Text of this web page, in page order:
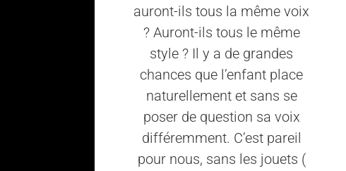
auront-ils tous la même voix
? Auront-ils tous le même
style ? Il y a de grandes
chances que l’enfant place
naturellement et sans se
poser de question sa voix
différemment. C’est pareil
pour nous, sans les jouets (